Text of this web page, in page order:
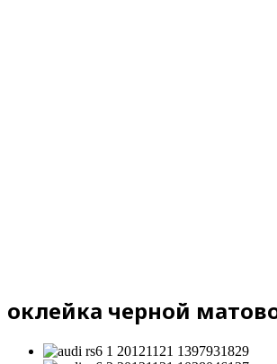
оклейка черной